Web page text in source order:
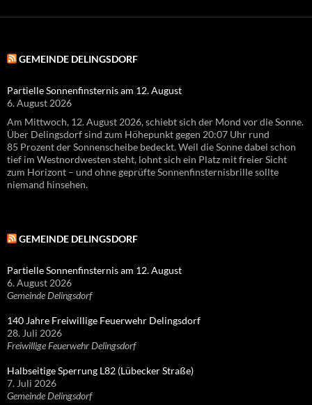
GEMEINDE DELINGSDORF
Partielle Sonnenfinsternis am 12. August
6. August 2026
Am Mittwoch, 12. August 2026, schiebt sich der Mond vor die Sonne.
Über Delingsdorf sind zum Höhepunkt gegen 20:07 Uhr rund
85 Prozent der Sonnenscheibe bedeckt. Weil die Sonne dabei schon
tief im Westnordwesten steht, lohnt sich ein Platz mit freier Sicht
zum Horizont – und ohne geprüfte Sonnenfinsternisbrille sollte
niemand hinsehen.
GEMEINDE DELINGSDORF
Partielle Sonnenfinsternis am 12. August
6. August 2026
Gemeinde Delingsdorf
140 Jahre Freiwillige Feuerwehr Delingsdorf
28. Juli 2026
Freiwillige Feuerwehr Delingsdorf
Halbseitige Sperrung L82 (Lübecker Straße)
7. Juli 2026
Gemeinde Delingsdorf